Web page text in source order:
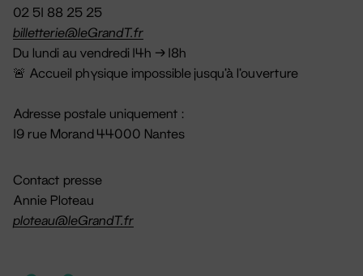
02 51 88 25 25
billetterie@leGrandT.fr
Du lundi au vendredi 14h → 18h
🚨 Accueil physique impossible jusqu'à l'ouverture
Adresse postale uniquement :
19 rue Morand 44000 Nantes
Contact presse
Annie Ploteau
ploteau@leGrandT.fr